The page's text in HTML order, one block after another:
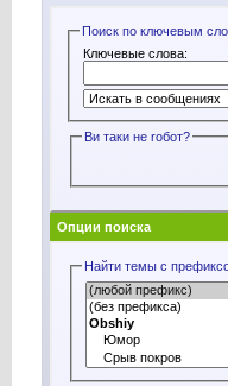
Поиск по ключевым
Ключевые слова:
Ви таки не rобот?
Опции поиска
Найти темы с